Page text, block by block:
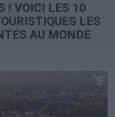
! VOICI LES 10
LES
AU MONDE